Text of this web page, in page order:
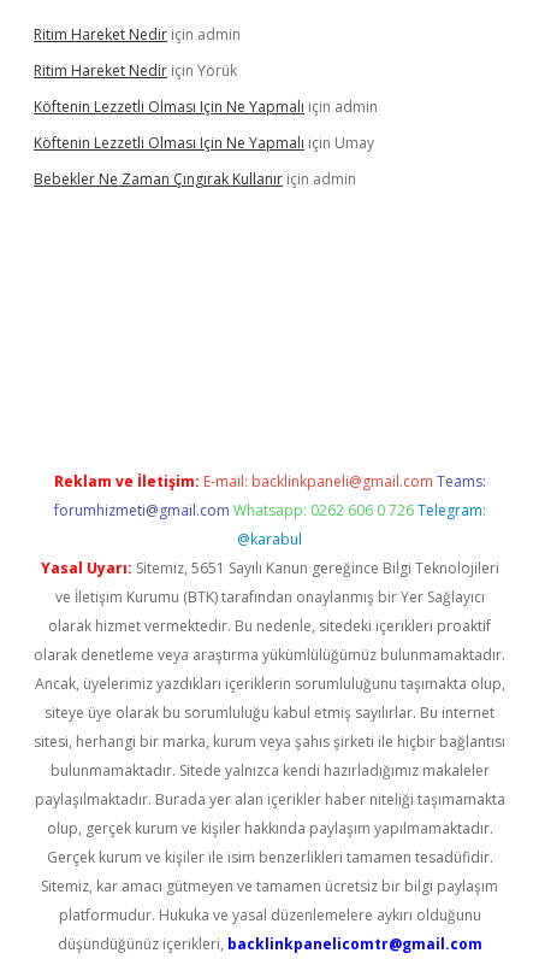
Ritim Hareket Nedir için admin
Ritim Hareket Nedir için Yörük
Köftenin Lezzetli Olması Için Ne Yapmalı için admin
Köftenin Lezzetli Olması Için Ne Yapmalı için Umay
Bebekler Ne Zaman Çıngırak Kullanır için admin
Reklam ve İletişim: E-mail: backlinkpaneli@gmail.com Teams:
forumhizmeti@gmail.com Whatsapp: 0262 606 0 726 Telegram:
@karabul
Yasal Uyarı: Sitemiz, 5651 Sayılı Kanun gereğince Bilgi Teknolojileri
ve İletişim Kurumu (BTK) tarafından onaylanmış bir Yer Sağlayıcı
olarak hizmet vermektedir. Bu nedenle, sitedeki içerikleri proaktif
olarak denetleme veya araştırma yükümlülüğümüz bulunmamaktadır.
Ancak, üyelerimiz yazdıkları içeriklerin sorumluluğunu taşımakta olup,
siteye üye olarak bu sorumluluğu kabul etmiş sayılırlar. Bu internet
sitesi, herhangi bir marka, kurum veya şahıs şirketi ile hiçbir bağlantısı
bulunmamaktadır. Sitede yalnızca kendi hazırladığımız makaleler
paylaşılmaktadır. Burada yer alan içerikler haber niteliği taşımamakta
olup, gerçek kurum ve kişiler hakkında paylaşım yapılmamaktadır.
Gerçek kurum ve kişiler ile isim benzerlikleri tamamen tesadüfidir.
Sitemiz, kar amacı gütmeyen ve tamamen ücretsiz bir bilgi paylaşım
platformudur. Hukuka ve yasal düzenlemelere aykırı olduğunu
düşündüğünüz içerikleri, backlinkpanelicomtr@gmail.com